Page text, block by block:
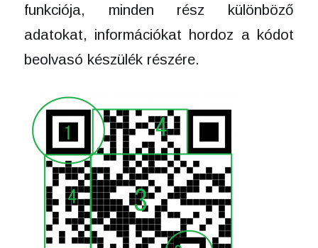
funkciója, minden rész különböző
adatokat, információkat hordoz a kódot
beolvasó készülék részére.